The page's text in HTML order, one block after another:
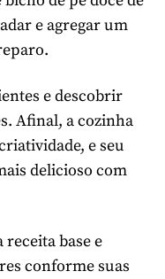
e agregar um
e descobrir
Afinal, a cozinha
e seu
delicioso com
base e
conforme suas